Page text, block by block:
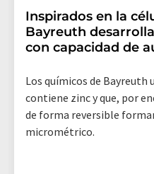
Inspirados en la
Bayreuth
con capacidad de
Los químicos de
contiene zinc y que, por
de forma reversible
micrométrico.